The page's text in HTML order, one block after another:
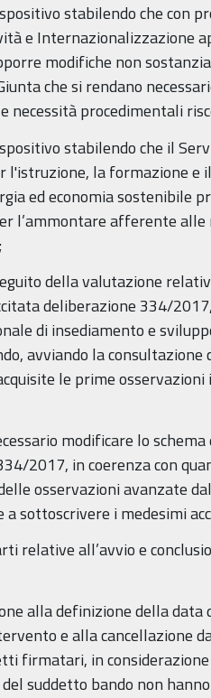
stabilendo che con
e Internazionalizzazione
modifiche non
che si rendano
necessità procedimentali
stabilendo che il
l'istruzione, la formazione e
ed economia sostenibile
l’ammontare afferente
della valutazione
deliberazione 334/
di insediamento e
avviando la
le prime
modificare lo
2017, in coerenza con
osservazioni avanzate
a sottoscrivere i medesimi
relative all’avvio e
alla definizione della
e alla cancellazione
firmatari, in
suddetto bando non